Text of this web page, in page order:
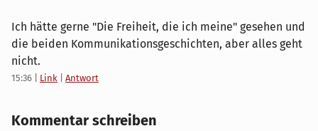
Ich hätte gerne "Die Freiheit, die ich meine" gesehen und
die beiden Kommunikationsgeschichten, aber alles geht
nicht.
15:36 Link Antwort
Kommentar schreiben